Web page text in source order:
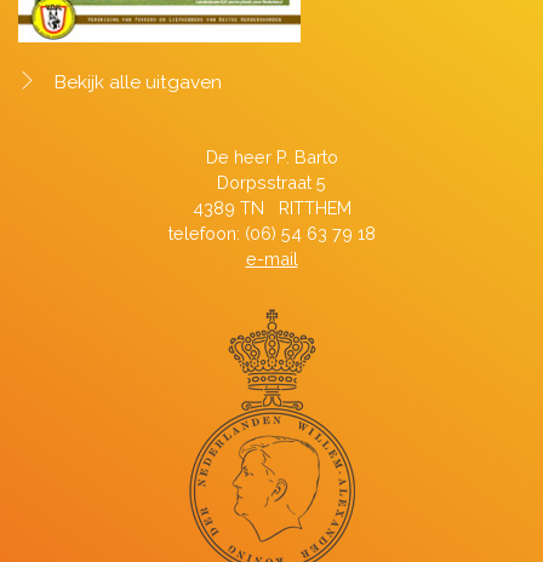
Bekijk alle uitgaven
De heer P. Barto
Dorpsstraat 5
4389 TN RITTHEM
telefoon: (06) 54 63 79 18
e-mail